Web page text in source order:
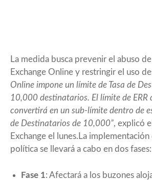
La medida busca prevenir el abuso
Exchange Online y restringir el uso
Online impone un límite de Tasa de
10,000 destinatarios. El límite de ERR
convertirá en un sub-límite dentro de
de Destinatarios de 10,000”, explicó
Exchange el lunes.La
política se llevará a cabo en dos fases:
Fase 1: Afectará a los buzones